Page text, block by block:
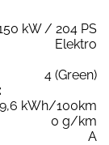
kW / 204 PS
Elektro
4 (Green)
kWh/100km
0 g/km
A